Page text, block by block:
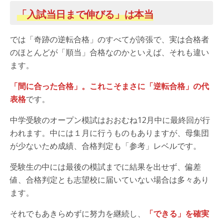
「入試当日まで伸びる」は本当
では「奇跡の逆転合格」のすべてが誇張で、実は合格者
のほとんどが「順当」合格なのかといえば、それも違い
ます。
「間に合った合格」。これこそまさに「逆転合格」の代
表格です。
中学受験のオープン模試はおおむね12月中に最終回が行
われます。中には１月に行うものもありますが、母集団
が少ないため成績、合格判定も「参考」レベルです。
受験生の中には最後の模試までに結果を出せず、偏差
値、合格判定とも志望校に届いていない場合は多々あり
ます。
それでもあきらめずに努力を継続し、
「できる」を確実